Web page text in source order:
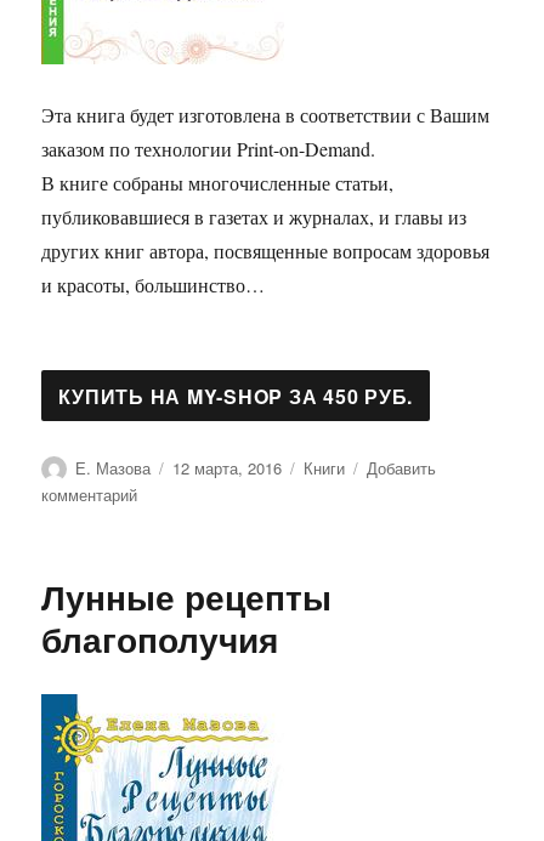
Эта книга будет изготовлена в соответствии с Вашим
заказом по технологии Print-on-Demand.
В книге собраны многочисленные статьи,
публиковавшиеся в газетах и журналах, и главы из
других книг автора, посвященные вопросам здоровья
и красоты, большинство…
Автор
Е. Мазова Опубликовано
12 марта, 2016 Рубрики
Книги
Добавить
комментарийк
здоровья
Лунные рецепты
благополучия